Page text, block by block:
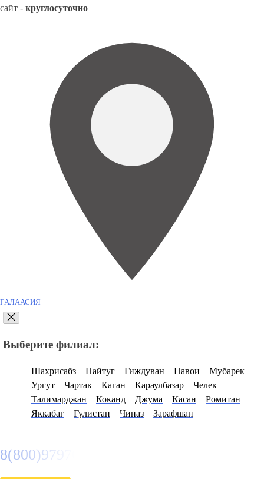
сайт - круглосуточно
ГАЛААСИЯ
Выберите филиал:
Шахрисабз Пайтуг Гиждуван Навои
Мубарек
Ургут
Чартак Каган Караулбазар
Челек
Талимарджан
Коканд Джума Касан
Ромитан
Яккабаг
Гулистан Чиназ Зарафшан
8(800)9797043